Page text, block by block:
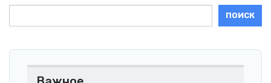
ПОИСК